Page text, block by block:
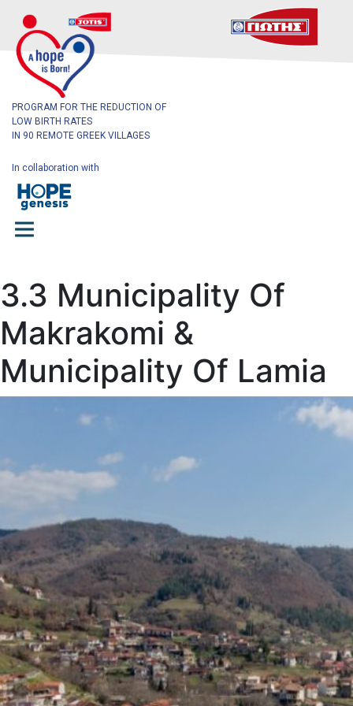
HOME
THE
PROGRAM
The
Program’s
OUR
BIRTHS
OUR
NEWS
GALLERY
PROGRAM FOR THE REDUCTION OF
LOW BIRTH RATES
IN 90 REMOTE GREEK VILLAGES
In collaboration with
3.3 Municipality Of
Makrakomi &
Municipality Of Lamia